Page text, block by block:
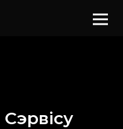
Сэрвісу